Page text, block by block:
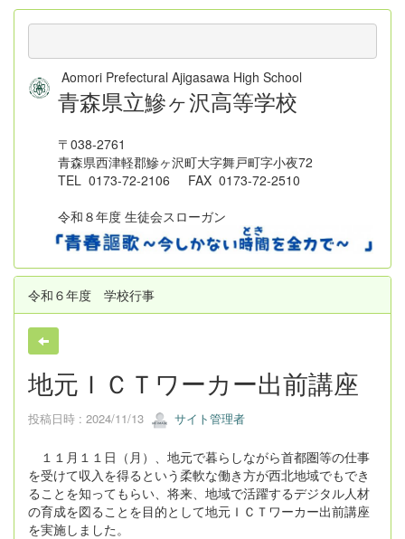
Aomori Prefectural Ajigasawa High School
青森県立鰺ヶ沢高等学校
〒038-2761
青森県西津軽郡鰺ヶ沢町大字舞戸町字小夜72
TEL 0173-72-2106 FAX 0173-72-2510
令和８年度 生徒会スローガン
令和６年度 学校行事
地元ＩＣＴワーカー出前講座
投稿日時 : 2024/11/13 サイト管理者
１１月１１日（月）、地元で暮らしながら首都圏等の仕事
を受けて収入を得るという柔軟な働き方が西北地域でもでき
ることを知ってもらい、将来、地域で活躍するデジタル人材
の育成を図ることを目的として地元ＩＣＴワーカー出前講座
を実施しました。